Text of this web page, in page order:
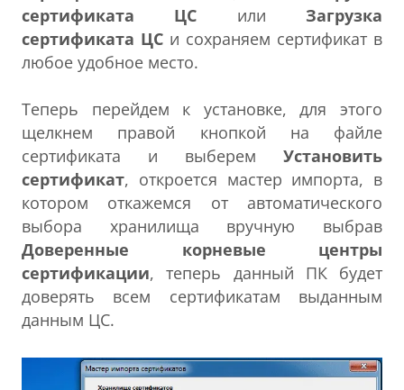
сертификата ЦС или Загрузка
сертификата ЦС и сохраняем сертификат в
любое удобное место.
Теперь перейдем к установке, для этого
щелкнем правой кнопкой на файле
сертификата и выберем Установить
сертификат, откроется мастер импорта, в
котором откажемся от автоматического
выбора хранилища вручную выбрав
Доверенные корневые центры
сертификации, теперь данный ПК будет
доверять всем сертификатам выданным
данным ЦС.